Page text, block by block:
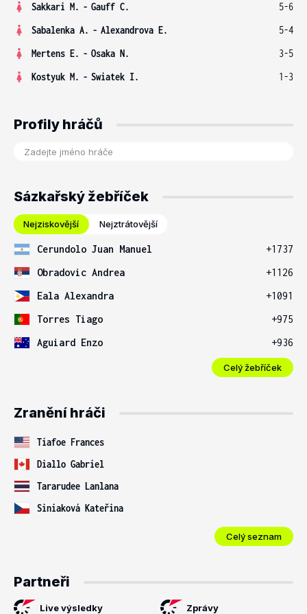
Sakkari M. - Gauff C.
5-6
Sabalenka A. - Alexandrova E.
5-4
Mertens E. - Osaka N.
3-5
Kostyuk M. - Swiatek I. 1-3
Profily hráčů
Sázkařský žebříček
Nejziskovější Nejztrátovější
Cerundolo Juan Manuel
+1737
Obradovic Andrea
+1126
Eala Alexandra
+1091
Torres Tiago
+975
Aguiard Enzo
+936
Celý žebříček
Zranění hráči
Tiafoe Frances
Diallo Gabriel
Tararudee Lanlana
Siniaková Kateřina
Celý seznam
Partneři
Live výsledky Zprávy